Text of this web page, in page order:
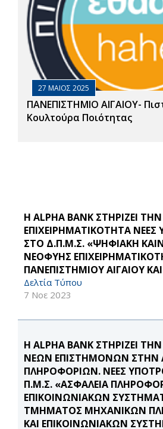
27 ΜΑΙΟΣ 2025
ΠΑΝΕΠΙΣΤΗΜΙΟ ΑΙΓΑΙΟΥ-
Κουλτούρα Ποιότητας
Η ALPHA BANK ΣΤΗΡΙΖΕΙ
ΕΠΙΧΕΙΡΗΜΑΤΙΚΟΤΗΤΑ ΝΕΕΣ
ΣΤΟ Δ.Π.Μ.Σ. «ΨΗΦΙΑΚΗ
ΝΕΟΦΥΗΣ
ΠΑΝΕΠΙΣΤΗΜΙΟΥ ΑΙΓΑΙΟΥ
Δελτία Τύπου
7 Νοε 2023
Η ALPHA BANK ΣΤΗΡΙΖΕΙ
ΝΕΩΝ ΕΠΙΣΤΗΜΟΝΩΝ ΣΤΗΝ
ΠΛΗΡΟΦΟΡΙΩΝ. ΝΕΕΣ
Π.Μ.Σ. «ΑΣΦΑΛΕΙΑ
ΕΠΙΚΟΙΝΩΝΙΑΚΩΝ
ΤΜΗΜΑΤΟΣ ΜΗΧΑΝΙΚΩΝ
ΚΑΙ ΕΠΙΚΟΙΝΩΝΙΑΚΩΝ